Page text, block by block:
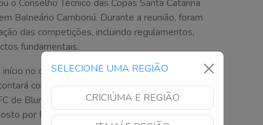
SELECIONE UMA REGIÃO
CRICIÚMA E REGIÃO
o Conselho Técnico das Copas Santa Catarina
Balneário Camboriú. Durante a reunião, foram
das competições, incluindo regulamentos,
fundamentais.
no dia 24 de agosto, apresentando tabelas
com a participação de oito equipes, divididas
de Blumenau, Camponovense de Campos Novos,
por Profut de Maracajá, Criciúma, Figueirense e